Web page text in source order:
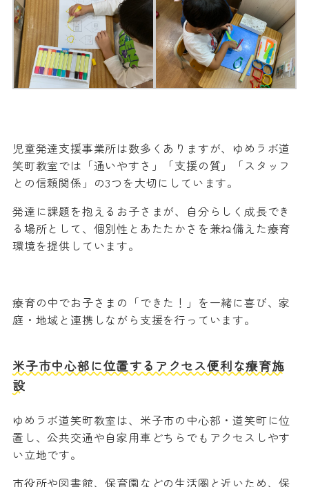
児童発達支援事業所は数多くありますが、ゆめラボ道
笑町教室では「通いやすさ」「支援の質」「スタッフ
との信頼関係」の3つを大切にしています。
発達に課題を抱えるお子さまが、自分らしく成長でき
る場所として、個別性とあたたかさを兼ね備えた療育
環境を提供しています。
療育の中でお子さまの「できた！」を一緒に喜び、家
庭・地域と連携しながら支援を行っています。
米子市中心部に位置するアクセス便利な療育施
設
ゆめラボ道笑町教室は、米子市の中心部・道笑町に位
置し、公共交通や自家用車どちらでもアクセスしやす
い立地です。
市役所や図書館、保育園などの生活圏と近いため、保